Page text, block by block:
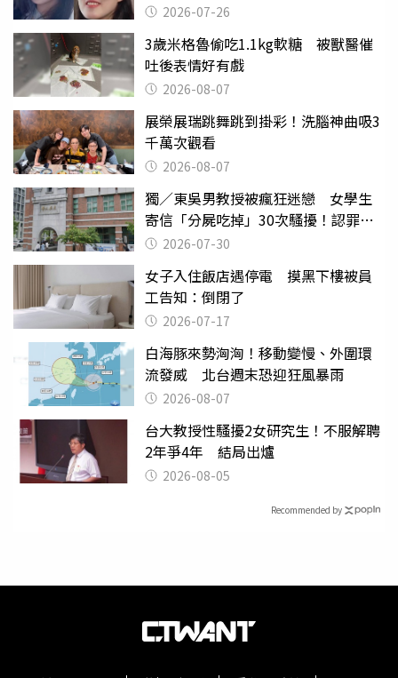
2026-07-26
3歲米格魯偷吃1.1kg軟糖 被獸醫催
吐後表情好有戲
2026-08-07
展榮展瑞跳舞跳到掛彩！洗腦神曲吸3
千萬次觀看
2026-08-07
獨／東吳男教授被瘋狂迷戀 女學生
寄信「分屍吃掉」30次騷擾！認罪免
關 2026-07-30
女子入住飯店遇停電 摸黑下樓被員
工告知：倒閉了
2026-07-17
白海豚來勢洶洶！移動變慢、外圍環
流發威 北台週末恐迎狂風暴雨
2026-08-07
台大教授性騷擾2女研究生！不服解聘
2年爭4年 結局出爐
2026-08-05
Recommended by